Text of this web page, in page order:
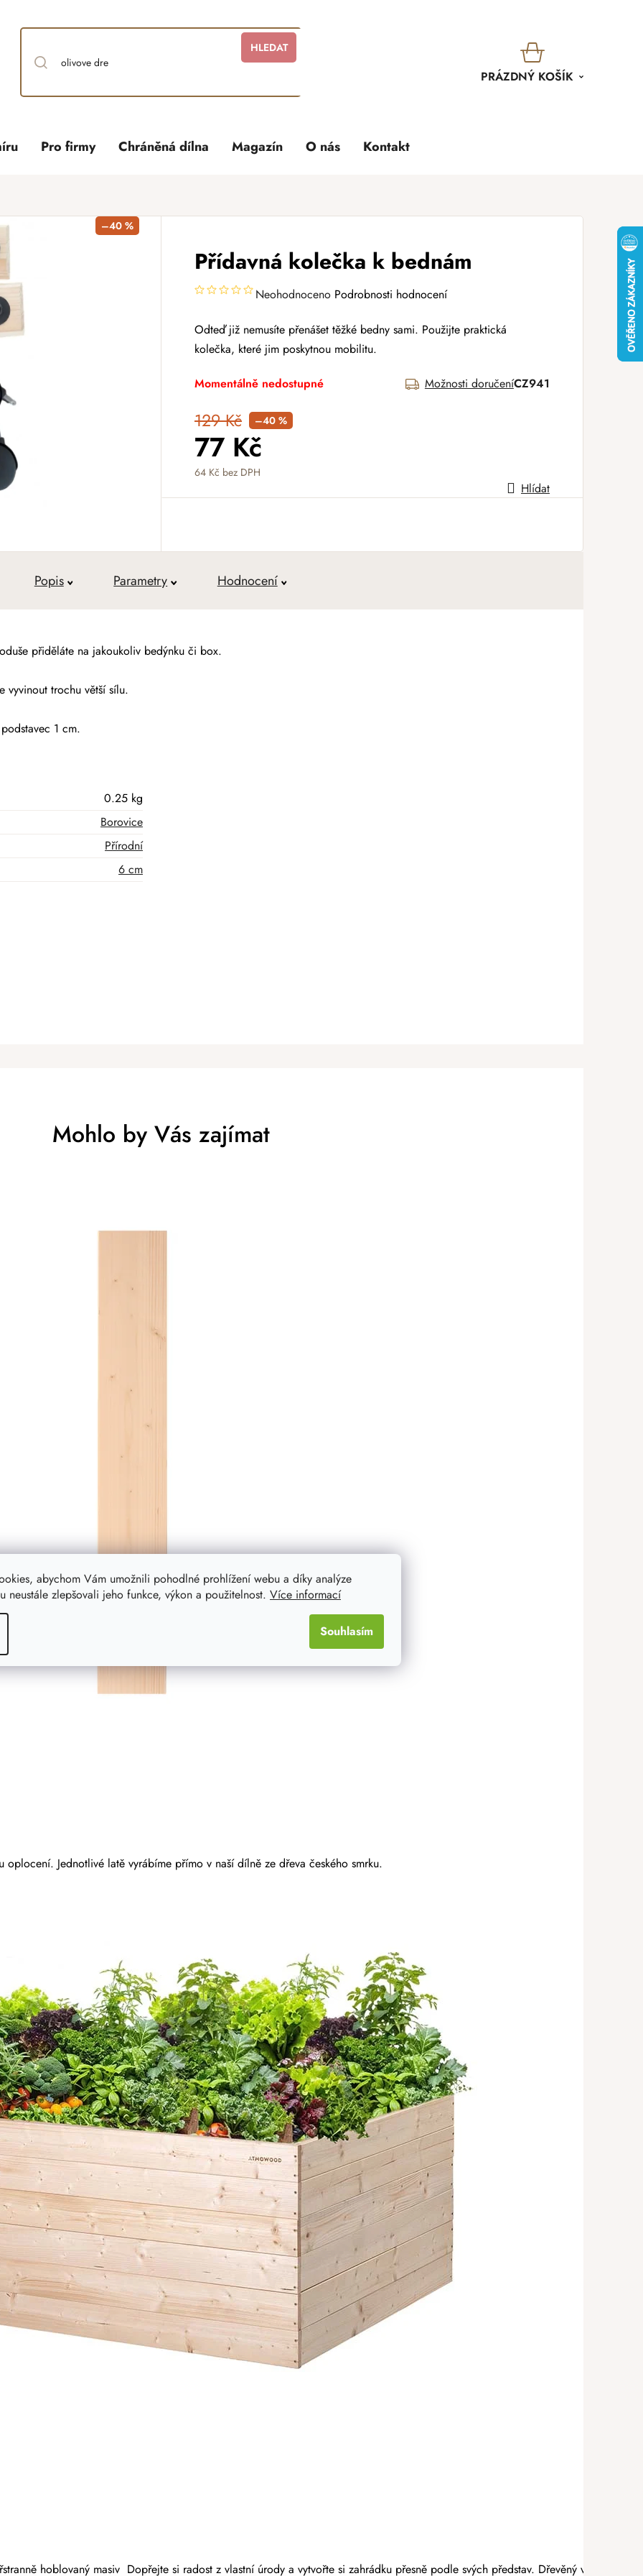
abychom Vám umožnili pohodlné prohlížení webu a díky analýze
neustále zlepšovali jeho funkce, výkon a použitelnost. Více informací
Souhlasím
HLEDAT
KOŠÍK
PRÁZDNÝ KOŠÍK
Pro firmy Chráněná dílna Magazín O nás Kontakt
Přídavná kolečka k bednám
Neohodnoceno Podrobnosti hodnocení
Odteď již nemusíte přenášet těžké bedny sami. Použijte praktická
kolečka, které jim poskytnou mobilitu.
Momentálně nedostupné Možnosti doručeníCZ941
129 Kč –40 %
77 Kč
64 Kč bez DPH
Měrná cena: Hlídat
–40 %
Popis Parametry Hodnocení
přiděláte na jakoukoliv bedýnku či box.
vyvinout trochu větší sílu.
1 cm.
0.25 kg
Borovice
Přírodní
6 cm
Mohlo by Vás zajímat
Jednotlivé latě vyrábíme přímo v naší dílně ze dřeva českého smrku.